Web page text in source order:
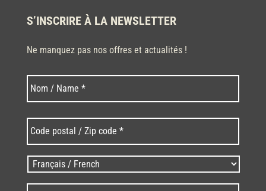
S’INSCRIRE À LA NEWSLETTER
Ne manquez pas nos offres et actualités !
Nom * Nom
postal
/
Zip
code
* *
Langues
/
Language *